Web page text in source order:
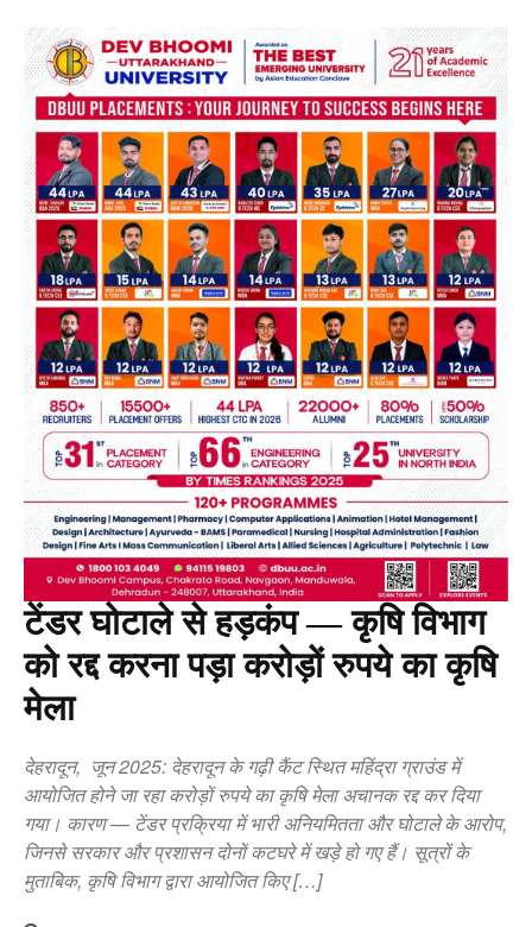
टेंडर घोटाले से हड़कंप — कृषि विभाग
को रद्द करना पड़ा करोड़ों रुपये का कृषि
मेला
देहरादून, जून 2025: देहरादून के गढ़ी कैंट स्थित महिंद्रा ग्राउंड में
आयोजित होने जा रहा करोड़ों रुपये का कृषि मेला अचानक रद्द कर दिया
गया। कारण — टेंडर प्रक्रिया में भारी अनियमितता और घोटाले के आरोप,
जिनसे सरकार और प्रशासन दोनों कटघरे में खड़े हो गए हैं। सूत्रों के
मुताबिक, कृषि विभाग द्वारा आयोजित किए […]